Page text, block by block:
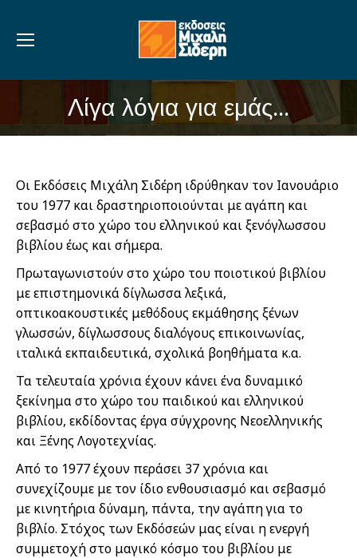
Λίγα λόγια για εμάς...
You are here:
Οι Εκδόσεις Μιχάλη Σιδέρη ιδρύθηκαν τον Ιανουάριο
του 1977 και δραστηριοποιούνται με αγάπη και
σεβασμό στο χώρο του ελληνικού και ξενόγλωσσου
βιβλίου έως και σήμερα.
Πρωταγωνιστούν στο χώρο του ποιοτικού βιβλίου
με επιστημονικά δίγλωσσα λεξικά,
οπτικοακουστικές μεθόδους εκμάθησης ξένων
γλωσσών, δίγλωσσους διαλόγους επικοινωνίας,
ιταλικά εκπαιδευτικά, σχολικά βοηθήματα κ.α.
Τα τελευταία χρόνια έχουν κάνει ένα δυναμικό
ξεκίνημα στο χώρο του παιδικού και ελληνικού
βιβλίου, εκδίδοντας έργα σύγχρονης Νεοελληνικής
και Ξένης Λογοτεχνίας.
Από το 1977 έχουν περάσει 37 χρόνια και
συνεχίζουμε με τον ίδιο ενθουσιασμό και σεβασμό
με κινητήρια δύναμη, πάντα, την αγάπη για το
βιβλίο. Στόχος των Εκδόσεών μας είναι η ενεργή
συμμετοχή στο μαγικό κόσμο του βιβλίου με